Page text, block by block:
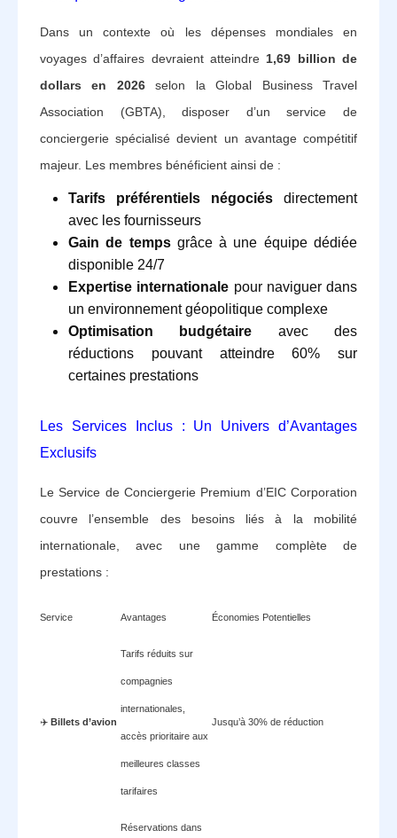
Dans un contexte où les dépenses mondiales en
voyages d’affaires devraient atteindre 1,69 billion de
dollars en 2026selon la Global Business Travel
Association (GBTA), disposer d’un service de
conciergerie spécialisé devient un avantage compétitif
majeur. Les membres bénéficient ainsi de :
Tarifs préférentiels négociés directement
avec les fournisseurs
Gain de tempsgrâce à une équipe dédiée
disponible 24/7
Expertise internationale pour naviguer dans
un environnement géopolitique complexe
Optimisation budgétaire avec des
réductions pouvant atteindre 60% sur
certaines prestations
Les Services Inclus : Un Univers d’Avantages
Exclusifs
Le Service de Conciergerie Premium d’EIC Corporation
couvre l’ensemble des besoins liés à la mobilité
internationale, avec une gamme complète de
prestations :
Service Avantages Économies Potentielles
✈️ Billets d’avion
Tarifs réduits sur
compagnies
internationales,
accès prioritaire aux
meilleures classes
tarifaires
Jusqu’à 30% de réduction
Réservations dans